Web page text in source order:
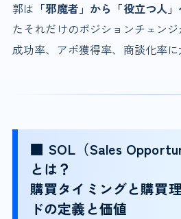
郭は 「邪魔者」から「役立つ人
たそれだけのポジションチェン
成功率、アポ獲得率、商談化率に
■ SOL（Sales
とは？
購買タイミングと購買
ドの定義と価値